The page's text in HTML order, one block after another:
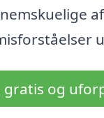
gratis og